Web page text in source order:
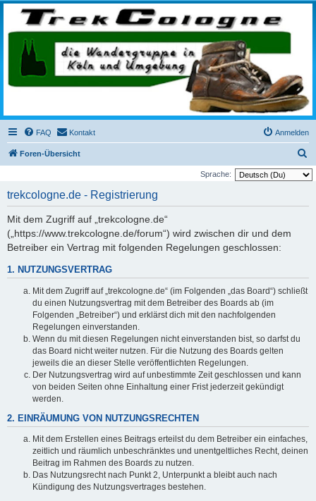
trekcologne.de
Wanderungen rund um Köln
FAQ Kontakt Anmelden
Foren-Übersicht
u
Sprache:
trekcologne.de - Registrierung
Mit dem Zugriff auf „trekcologne.de“
(„https://www.trekcologne.de/forum“) wird zwischen dir und dem
Betreiber ein Vertrag mit folgenden Regelungen geschlossen:
1. NUTZUNGSVERTRAG
Mit dem Zugriff auf „trekcologne.de“ (im Folgenden „das Board“) schließt
du einen Nutzungsvertrag mit dem Betreiber des Boards ab (im
Folgenden „Betreiber“) und erklärst dich mit den nachfolgenden
Regelungen einverstanden.
Wenn du mit diesen Regelungen nicht einverstanden bist, so darfst du
das Board nicht weiter nutzen. Für die Nutzung des Boards gelten
jeweils die an dieser Stelle veröffentlichten Regelungen.
Der Nutzungsvertrag wird auf unbestimmte Zeit geschlossen und kann
von beiden Seiten ohne Einhaltung einer Frist jederzeit gekündigt
werden.
2. EINRÄUMUNG VON NUTZUNGSRECHTEN
Mit dem Erstellen eines Beitrags erteilst du dem Betreiber ein einfaches,
zeitlich und räumlich unbeschränktes und unentgeltliches Recht, deinen
Beitrag im Rahmen des Boards zu nutzen.
Das Nutzungsrecht nach Punkt 2, Unterpunkt a bleibt auch nach
Kündigung des Nutzungsvertrages bestehen.